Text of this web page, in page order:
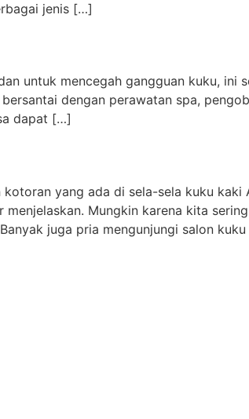
jenis […]
untuk mencegah gangguan kuku, ini
dengan perawatan spa,
dapat […]
yang ada di sela-sela kuku kaki
Mungkin karena kita
juga pria mengunjungi salon